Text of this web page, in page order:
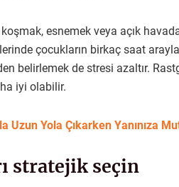
esnemek veya açık
çocukların birkaç saat
belirlemek de stresi azaltır.
iyi olabilir.
Uzun Yola Çıkarken Yanınıza
stratejik seçin